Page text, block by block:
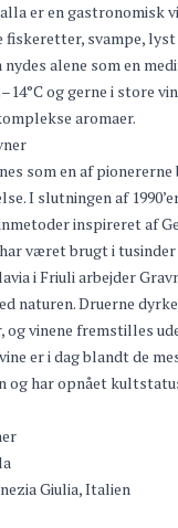
er en gastronomisk
svampe, lyst
nydes alene som en
og gerne i store
aromaer.
som en af pionererne
I slutningen af
inspireret af
været brugt i tusinder
i Friuli arbejder
naturen. Druerne
vinene fremstilles
er i dag blandt de
og har opnået
Giulia, Italien